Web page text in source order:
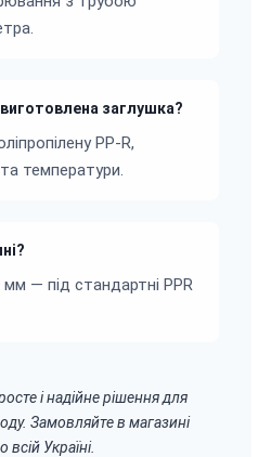
заглушка?
PP-R,
температури.
мм — під стандартні PPR
і надійне рішення для
Замовляйте в магазині
Україні.